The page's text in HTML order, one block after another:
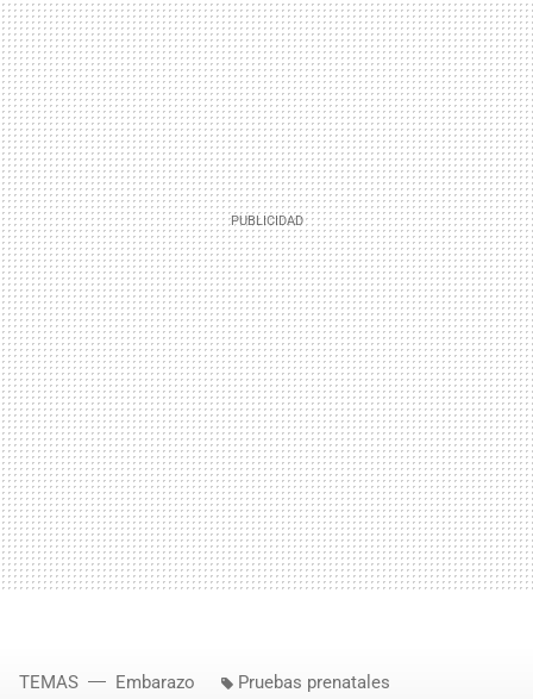
TEMAS Embarazo Pruebas prenatales